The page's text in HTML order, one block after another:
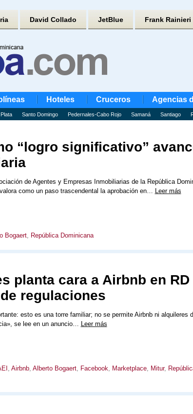
David Collado JetBlue Frank Rainieri
Hoteles Cruceros Agencias
Santo Domingo Pedernales-Cabo Rojo Samaná Santiago
“logro significativo”
de Agentes y Empresas Inmobiliarias de la República
como un paso trascendental la aprobación en… Leer más
Bogaert, República Dominicana
planta cara a Airbnb en RD
regulaciones
esto es una torre familiar; no se permite Airbnb ni alquileres
se lee en un anuncio… Leer más
, Airbnb, Alberto Bogaert, Facebook, Marketplace, Mitur,